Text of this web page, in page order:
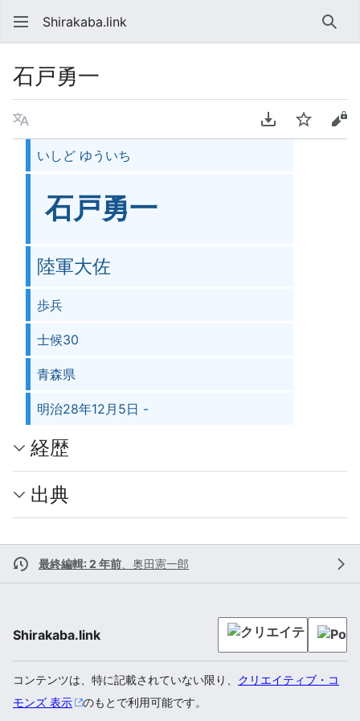
Shirakaba.link 検索
石戸勇一
言語 PDFをダウンロ
ウォッチソ
いしど ゆういち
石戸勇一
陸軍大佐
歩兵
士候30
青森県
明治28年12月5日 -
経歴
出典
最終編輯: 2 年前 奥田憲一郎
Shirakaba.link
コンテンツは、特に記載されていない限り、 クリエイティブ・コ
モンズ 表示
のもとで利用可能です。